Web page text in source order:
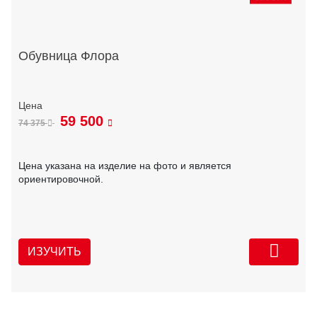
Обувница Флора
74 375 59 500
Цена указана на изделие на фото и является
ориентировочной.
ИЗУЧИТЬ